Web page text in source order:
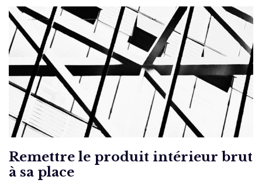
Remettre le produit intérieur brut
à sa place